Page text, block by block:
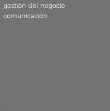
gestión del negocio
comunicación